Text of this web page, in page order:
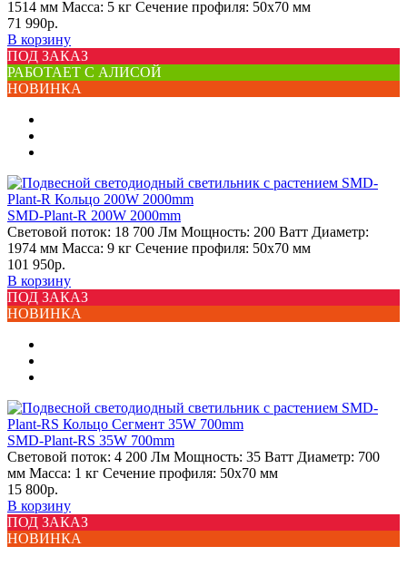
1514 мм Масса: 5 кг Сечение профиля: 50х70 мм
71 990р.
В корзину
ПОД ЗАКАЗ
РАБОТАЕТ С АЛИСОЙ
НОВИНКА
SMD-Plant-R 200W 2000mm
Световой поток: 18 700 Лм Мощность: 200 Ватт Диаметр:
1974 мм Масса: 9 кг Сечение профиля: 50х70 мм
101 950р.
В корзину
ПОД ЗАКАЗ
НОВИНКА
SMD-Plant-RS 35W 700mm
Световой поток: 4 200 Лм Мощность: 35 Ватт Диаметр: 700
мм Масса: 1 кг Сечение профиля: 50х70 мм
15 800р.
В корзину
ПОД ЗАКАЗ
НОВИНКА